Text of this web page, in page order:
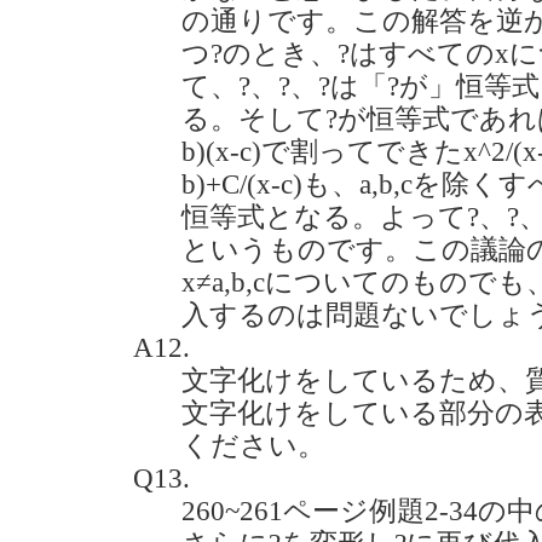
の通りです。この解答を逆
つ?のとき、?はすべてのx
て、?、?、?は「?が」恒等
る。そして?が恒等式であ
b)(x-c)で割ってできたx^2/
b)+C/(x-c)も、a,b,cを除く
恒等式となる。よって?、?
というものです。この議論
x≠a,b,cについてのものでも
入するのは問題ないでしょ
A12.
文字化けをしているため、
文字化けをしている部分の
ください。
Q13.
260~261ページ例題2-34の